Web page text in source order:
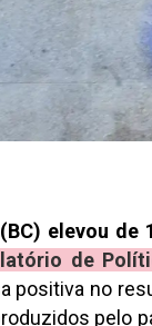
elevou
de
positiva no
pelo